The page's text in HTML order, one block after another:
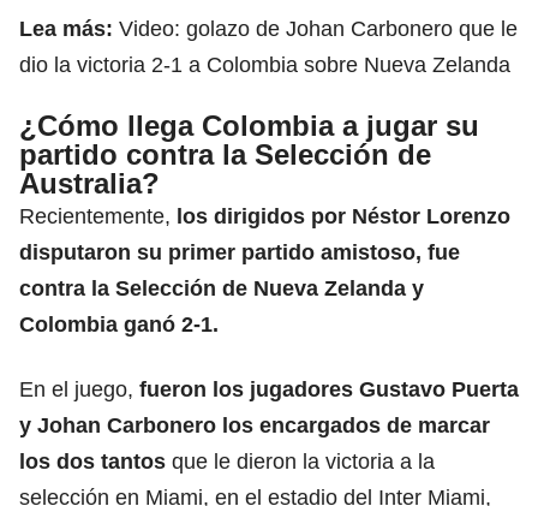
Lea más: Video: golazo de Johan Carbonero que le
dio la victoria 2-1 a Colombia sobre Nueva Zelanda
¿Cómo llega Colombia a jugar su
partido contra la Selección de
Australia?
Recientemente, los dirigidos por Néstor Lorenzo
disputaron su primer partido amistoso, fue
contra la Selección de Nueva Zelanda y
Colombia ganó 2-1.
En el juego, fueron los jugadores Gustavo Puerta
y Johan Carbonero los encargados de marcar
los dos tantos que le dieron la victoria a la
selección en Miami, en el estadio del Inter Miami,